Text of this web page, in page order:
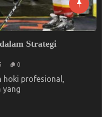
Strategi
0
hoki profesional,
yang